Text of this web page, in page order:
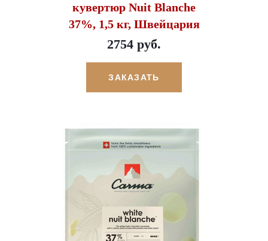
кувертюр Nuit Blanche
37%, 1,5 кг, Швейцария
2754 руб.
ЗАКАЗАТЬ